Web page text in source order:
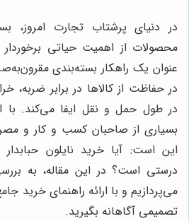
در دنیای پرشتاب تجارت امروز،
محصولات از اهمیت حیاتی برخوردار
عنوان یک راهکار بسته‌بندی
در حفاظت از کالاها در برابر
در طول حمل و نقل ایفا می‌کند. با
بسیاری از صاحبان کسب و کار و
این است: آیا خرید نایلون حبابدار
درستی است؟ در این مقاله، به
می‌پردازیم و با ارائه راهنمای خرید
تصمیمی آگاهانه بگیرید.